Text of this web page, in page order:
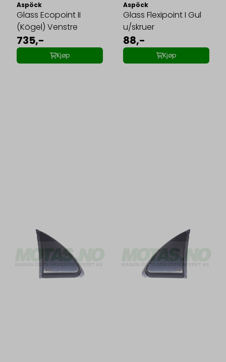
Aspöck
Glass Ecopoint II
(Kögel) Venstre
735,-
Kjøp
Aspöck
Glass Flexipoint I Gul
u/skruer
88,-
Kjøp